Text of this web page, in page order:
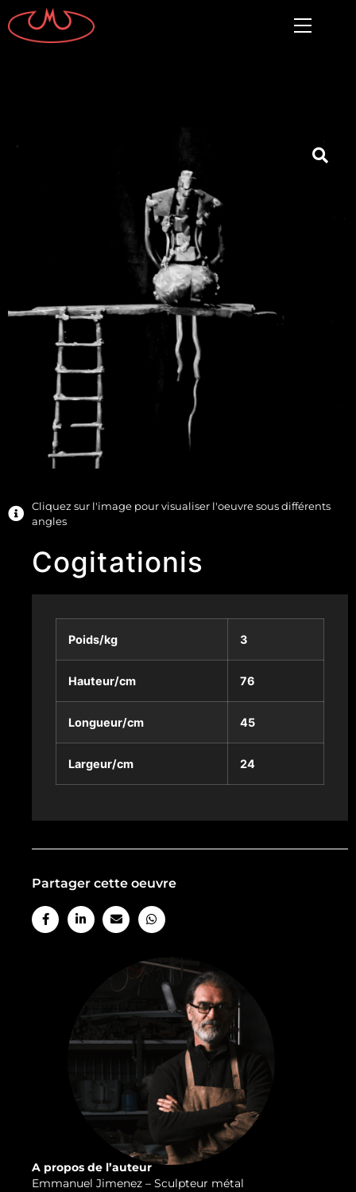
Cliquez sur l'image pour visualiser l'oeuvre sous différents
angles
Cogitationis
Poids/kg 3
Hauteur/cm 76
Longueur/cm 45
Largeur/cm 24
Partager cette oeuvre
A propos de l’auteur
Emmanuel Jimenez – Sculpteur métal